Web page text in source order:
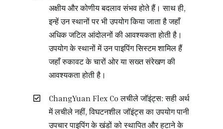
अक्षीय और कोणीय बदलाव संभव होते हैं। साथ ही,
इन्हें उन स्थानों पर भी उपयोग किया जाता है जहाँ
अधिक जटिल आंदोलनों की आवश्यकता होती है।
उपयोग के स्थानों में उन पाइपिंग सिस्टम शामिल हैं
जहाँ रुकावट के चारों ओर या सख्त संरेखण की
आवश्यकता होती है।
ChangYuan Flex Co लचीले जॉइंट्स: सही अर्थ
में लचीले नहीं, विघटनशील जॉइंट्स का उपयोग पानी
उपचार पाइपिंग के खंडों को स्थापित और हटाने के